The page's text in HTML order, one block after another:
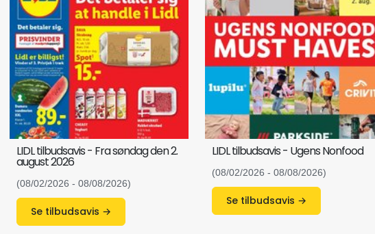
LIDL tilbudsavis - Fra søndag den 2.
august 2026
(08/02/2026 - 08/08/2026)
Se tilbudsavis →
LIDL tilbudsavis - Ugens Nonfood
(08/02/2026 - 08/08/2026)
Se tilbudsavis →